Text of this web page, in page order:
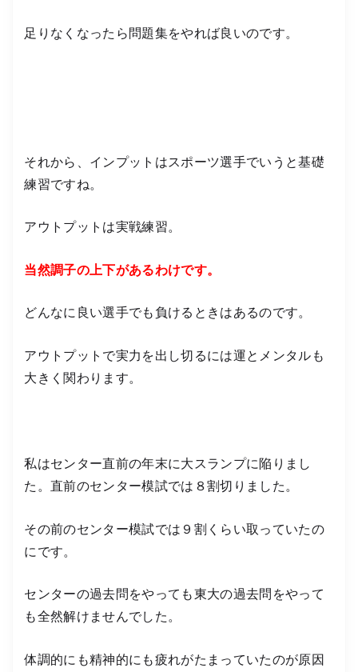
足りなくなったら問題集をやれば良いのです。
それから、インプットはスポーツ選手でいうと基礎
練習ですね。
アウトプットは実戦練習。
当然調子の上下があるわけです。
どんなに良い選手でも負けるときはあるのです。
アウトプットで実力を出し切るには運とメンタルも
大きく関わります。
私はセンター直前の年末に大スランプに陥りまし
た。直前のセンター模試では８割切りました。
その前のセンター模試では９割くらい取っていたの
にです。
センターの過去問をやっても東大の過去問をやって
も全然解けませんでした。
体調的にも精神的にも疲れがたまっていたのが原因